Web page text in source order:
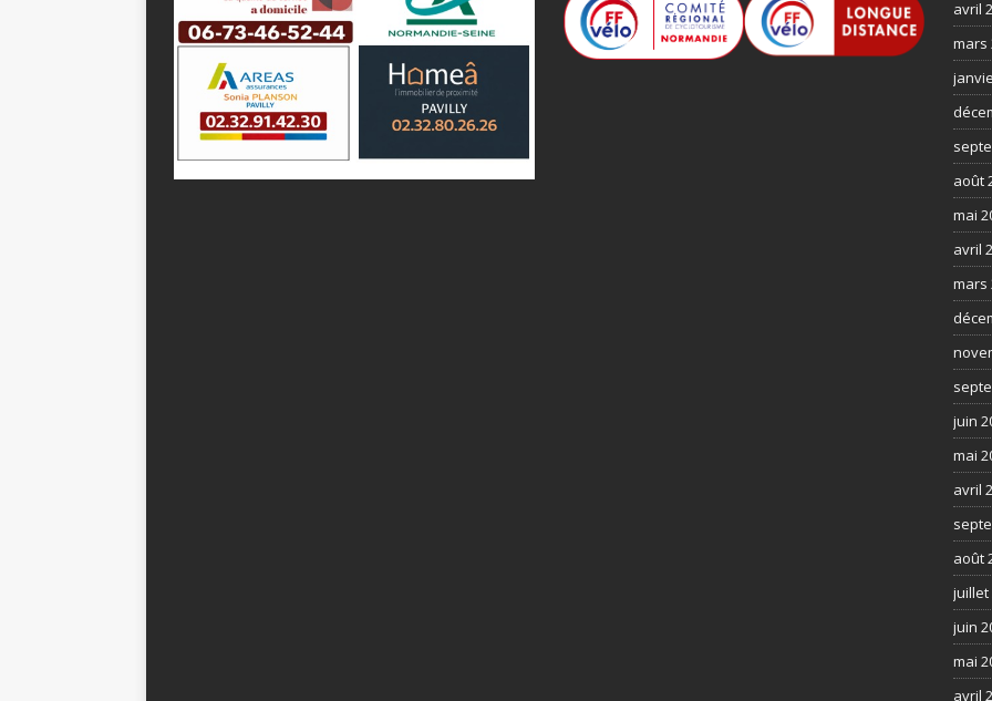
avril
mars
août
mai
avril
mars
juin
mai
avril
août
juillet
juin
mai
avril